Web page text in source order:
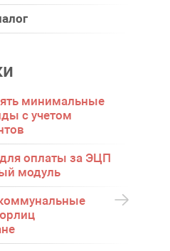
минимальные
с учетом
оплаты за ЭЦП
модуль